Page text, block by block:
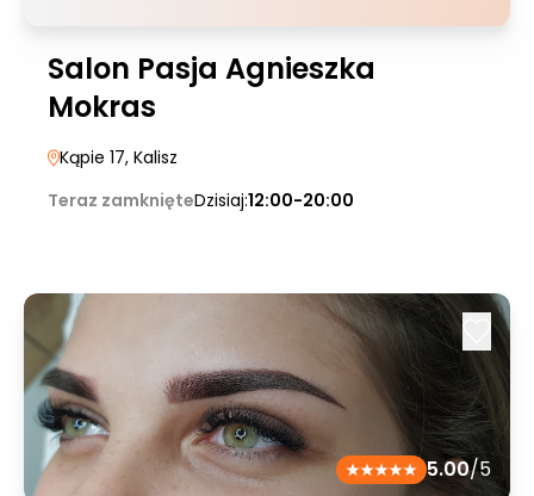
Salon Pasja Agnieszka
Mokras
Kąpie 17, Kalisz
Teraz zamknięteDzisiaj:12:00-20:00
5.00/5